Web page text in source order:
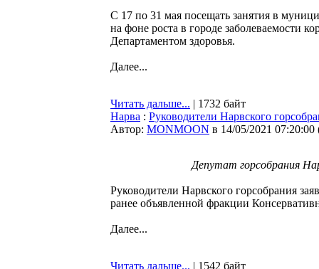
С 17 по 31 мая посещать занятия в
на фоне роста в городе заболеваемости
Департаментом здоровья.
Далее...
Читать дальше... | 1732 байт
Нарва : Руководители Нарвского
Автор: MONMOON в 14/05/2021 07:20:00
Депутат горсобрания
Руководители Нарвского горсобрания
ранее объявленной фракции
Далее...
Читать дальше... | 1542 байт